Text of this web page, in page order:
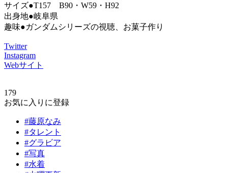
サイズ●T157 B90・W59・H92
出身地●岐阜県
趣味●ガンダムシリーズの視聴、お菓子作り
Twitter
Instagram
Webサイト
179
お気に入りに登録
#藤原なみ
#タレント
#グラビア
#写真
#水着